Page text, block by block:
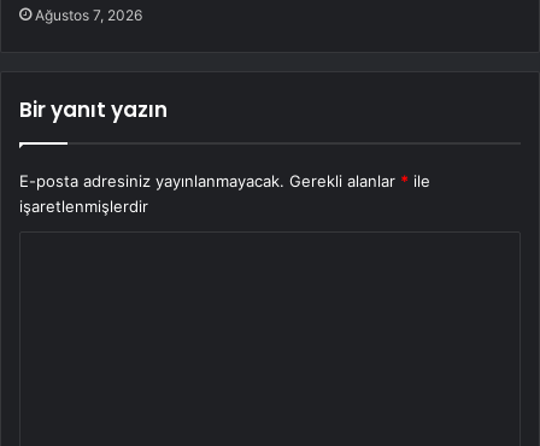
Ağustos 7, 2026
Bir yanıt yazın
E-posta adresiniz yayınlanmayacak. Gerekli alanlar * ile
işaretlenmişlerdir